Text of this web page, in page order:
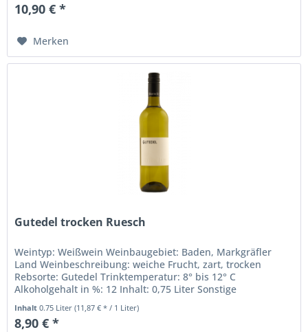
10,90 € *
Merken
Gutedel trocken Ruesch
Weintyp: Weißwein Weinbaugebiet: Baden, Markgräfler
Land Weinbeschreibung: weiche Frucht, zart, trocken
Rebsorte: Gutedel Trinktemperatur: 8° bis 12° C
Alkoholgehalt in %: 12 Inhalt: 0,75 Liter Sonstige
Inhaltsstoffe: Sulfite Weingut:...
Inhalt0.75 Liter(11,87 € * / 1 Liter)
8,90 € *